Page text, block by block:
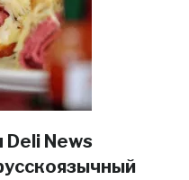
News